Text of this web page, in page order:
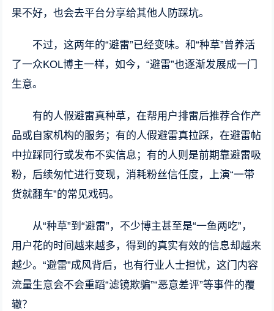
果不好，也会去平台分享给其他人防踩坑。
不过，这两年的“避雷”已经变味。和“种草”曾养活
了一众KOL博主一样，如今，“避雷”也逐渐发展成一门
生意。
有的人假避雷真种草，在帮用户排雷后推荐合作产
品或自家机构的服务；有的人假避雷真拉踩，在避雷帖
中拉踩同行或发布不实信息；有的人则是前期靠避雷吸
粉，后续匆忙进行变现，消耗粉丝信任度，上演“一带
货就翻车”的常见戏码。
从“种草”到“避雷”，不少博主甚至是“一鱼两吃”，
用户花的时间越来越多，得到的真实有效的信息却越来
越少。“避雷”成风背后，也有行业人士担忧，这门内容
流量生意会不会重蹈“滤镜欺骗”“恶意差评”等事件的覆
辙？